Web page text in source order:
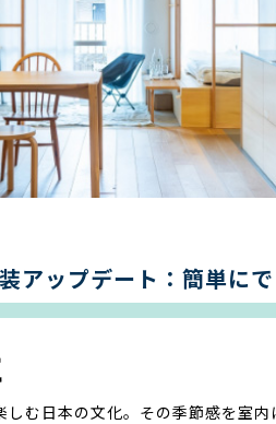
アップデート：簡単に
しむ日本の文化。その季節感を室